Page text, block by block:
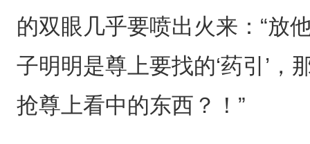
的双眼几乎要喷出火来：“放
子明明是尊上要找的‘药引’
抢尊上看中的东西？！”